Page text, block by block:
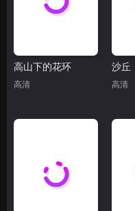
高山下的花环
高清
沙丘
高清